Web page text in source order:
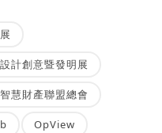
計創意暨發明展
慧財產聯盟總會
OpView